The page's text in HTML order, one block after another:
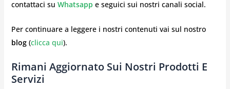
contattaci su Whatsapp e seguici sui nostri canali social.
Per continuare a leggere i nostri contenuti vai sul nostro
blog(clicca qui).
Rimani Aggiornato Sui Nostri Prodotti E
Servizi